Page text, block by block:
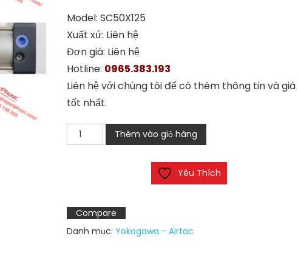
Model: SC50X125
Xuất xứ: Liên hệ
Đơn giá: Liên hệ
Hotline: 0965.383.193
Liên hệ với chúng tôi để có thêm thông tin và giá
tốt nhất.
lanh
lượng
Thêm vào giỏ hàng
Yêu Thích
Compare
Danh mục: Yokogawa - Airtac